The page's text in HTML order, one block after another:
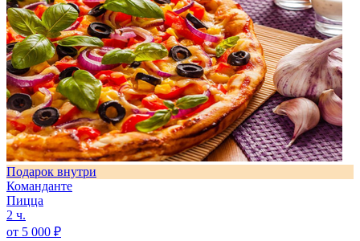
Подарок внутри
Команданте
Пицца
2 ч.
от 5 000 ₽